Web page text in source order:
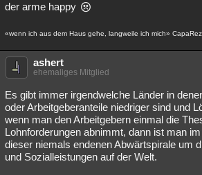
der arme happy
«wenn ich aus dem Haus gehe, langweile ich mich»
ashert
ehemaliges Mitglied
Es gibt immer irgendwelche Länder in
oder Arbeitgeberanteile niedriger sind und
wenn man den Arbeitgebern einmal die
Lohnforderungen abnimmt, dann ist man
dieser niemals endenen Abwärtspirale um
und Sozialleistungen auf der Welt.